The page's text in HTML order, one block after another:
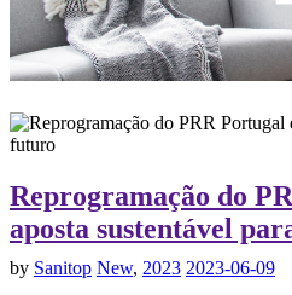
Reprogramação do
aposta sustentável
by Sanitop New, 2023 2023-06-09